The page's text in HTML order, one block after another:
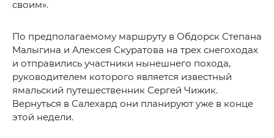
своим».
По предполагаемому маршруту в Обдорск Степана
Малыгина и Алексея Скуратова на трех снегоходах
и отправились участники нынешнего похода,
руководителем которого является известный
ямальский путешественник Сергей Чижик.
Вернуться в Салехард они планируют уже в конце
этой недели.